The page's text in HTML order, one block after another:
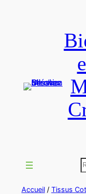
Accueil/ Tissus